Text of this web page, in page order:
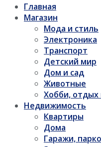
Главная
Магазин
Мода и стиль
Электроника
Транспорт
Детский мир
Дом и сад
Животные
Хобби, отдых
Недвижимость
Квартиры
Дома
Гаражи,